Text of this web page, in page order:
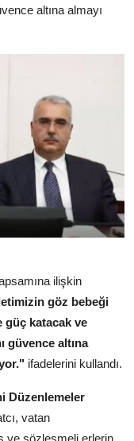
altına almayı
ilişkin
göz bebeği
güç katacak ve
güvence altına
ifadelerini kullandı.
Düzenlemeler
vatan
ve sözleşmeli erlerin